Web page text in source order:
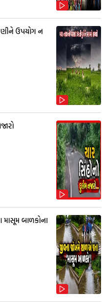
ઉપયોગ ન
માસૂમ બાળકોના